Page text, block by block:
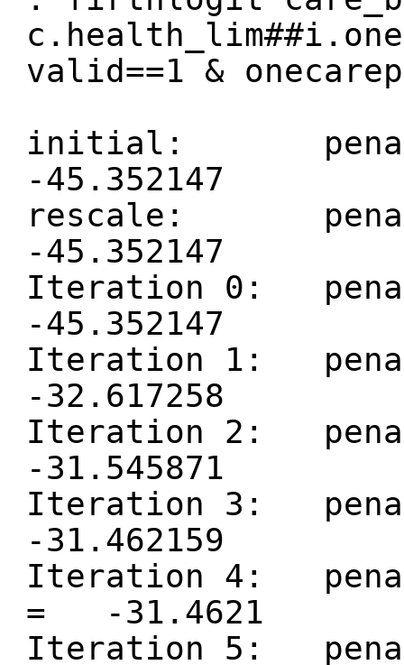
valid==1 &
initial:
-45.352147
rescale:
-45.352147
Iteration 0:
-45.352147
Iteration 1:
-32.617258
Iteration 2:
-31.545871
Iteration 3:
-31.462159
Iteration 4:
= -31.4621
Iteration 5: